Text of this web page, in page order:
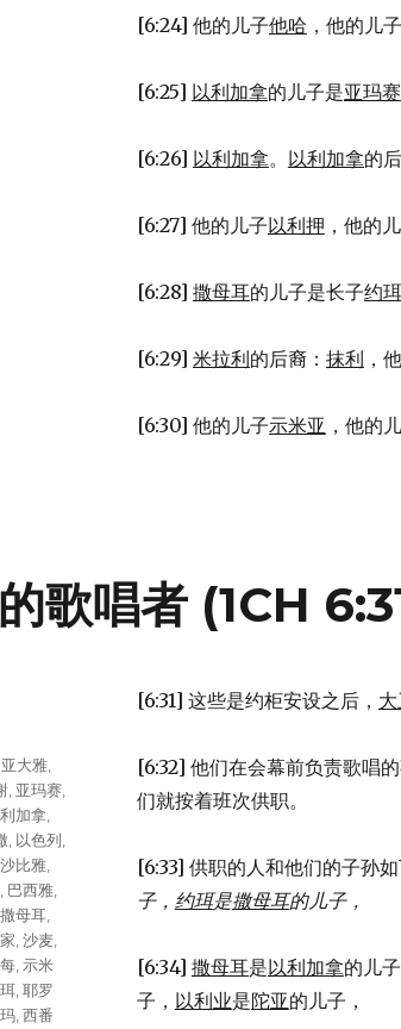
[6:24] 他的儿子他哈 ，他的儿子
[6:25] 以利加拿的儿子是亚玛赛
[6:26] 以利加拿。 以利加拿的
[6:27] 他的儿子以利押 ，他的
[6:28] 撒母耳的儿子是长子约珥
[6:29] 米拉利的后裔： 抹利 ，
[6:30] 他的儿子示米亚 ，他的
歌唱者 (1CH
[6:31] 这些是约柜安设之后，
[6:32] 他们在会幕前负责歌唱
们就按着班次供职。
[6:33] 供职的人和他们的子孙如
子， 约珥是撒母耳的儿子，
[6:34] 撒母耳是以利加拿的儿子
子， 以利业是陀亚的儿子，
亚大雅
亚玛赛
加拿
以色列
比雅
巴西雅
,撒母耳
,沙麦
示米
,耶罗
,西番